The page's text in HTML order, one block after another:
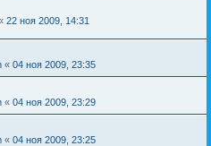
22 ноя 2009, 14:31
« 04 ноя 2009, 23:35
« 04 ноя 2009, 23:29
« 04 ноя 2009, 23:25